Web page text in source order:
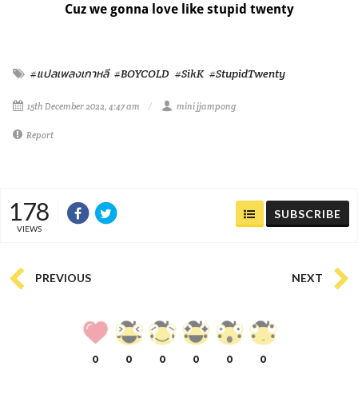
Cuz we gonna love like stupid twenty
#แปลเพลงเกาหลี #BOYCOLD #SikK #StupidTwenty
15th December 2022, 4:47 am mini jjampong
Report
178
VIEWS
SUBSCRIBE
PREVIOUS NEXT
0 0 0 0 0 0